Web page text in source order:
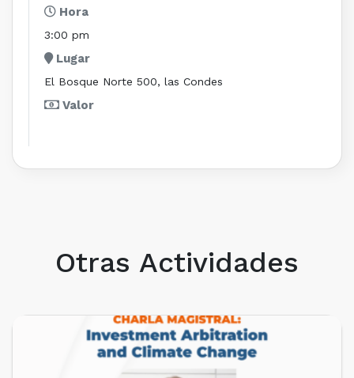
Hora
3:00 pm
Lugar
El Bosque Norte 500, las Condes
Valor
Otras Actividades
PRÓXIMOS EVENTOS